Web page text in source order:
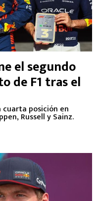
el segundo
de F1 tras el
cuarta posición en
Russell y Sainz.